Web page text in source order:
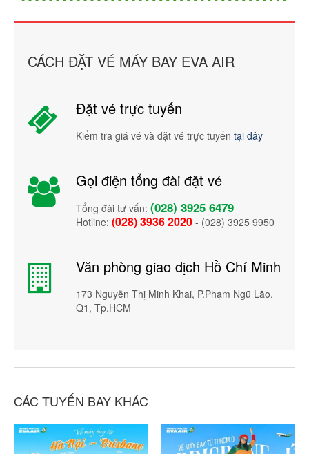
CÁCH ĐẶT VÉ MÁY BAY EVA AIR
Đặt vé trực tuyến
Kiểm tra giá vé và đặt vé trực tuyến tại đây
Gọi điện tổng đài đặt vé
Tổng đài tư vấn: (028) 3925 6479
Hotline: (028) 3936 2020 - (028) 3925 9950
Văn phòng giao dịch Hồ Chí Minh
173 Nguyễn Thị Minh Khai, P.Phạm Ngũ Lão,
Q1, Tp.HCM
CÁC TUYẾN BAY KHÁC